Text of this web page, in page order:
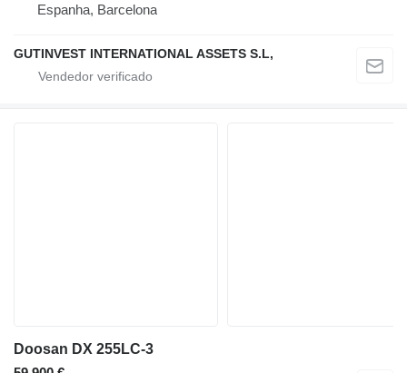
Espanha, Barcelona
GUTINVEST INTERNATIONAL ASSETS S.L,
Doosan DX 255LC-3